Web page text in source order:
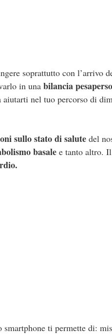
soprattutto con l’arrivo
in una bilancia
aiutarti nel tuo percorso di
sullo stato disalute del
basale e tanto altro.
smartphone ti permette di: